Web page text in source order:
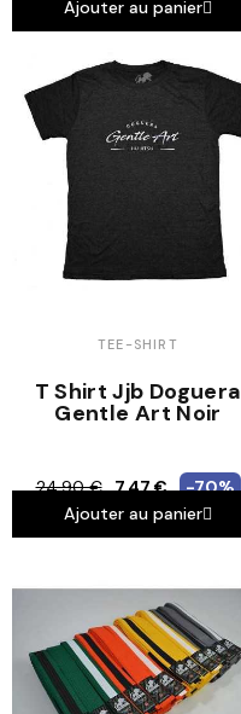
Ajouter au panier
TEE-SHIRT
T Shirt Jjb Doguera
Gentle Art Noir
24,90 € 7,47 €
-70%
Ajouter au panier